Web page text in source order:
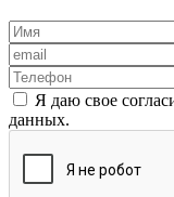
Я даю свое
данных.